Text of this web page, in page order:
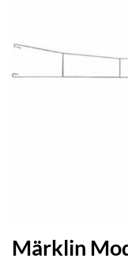
Märklin